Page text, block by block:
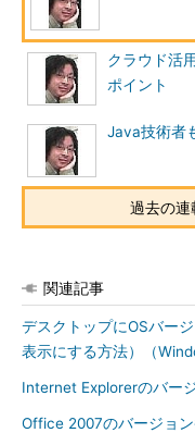
クラウド活
ポイント
Java技術者
過去の
関連記事
デスクトップにOSバー
表示にする方法）（
Internet Explorerのバー
Office 2007のバージョ